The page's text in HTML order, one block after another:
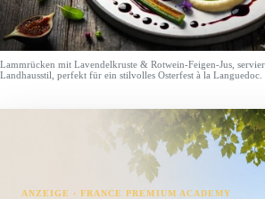
Lammrücken mit Lavendelkruste & Rotwein-Feigen-Jus,
Landhausstil, perfekt für ein stilvolles Osterfest à la Languedoc.
ANZEIGE · FRANCE PREMIUM ACADEMY